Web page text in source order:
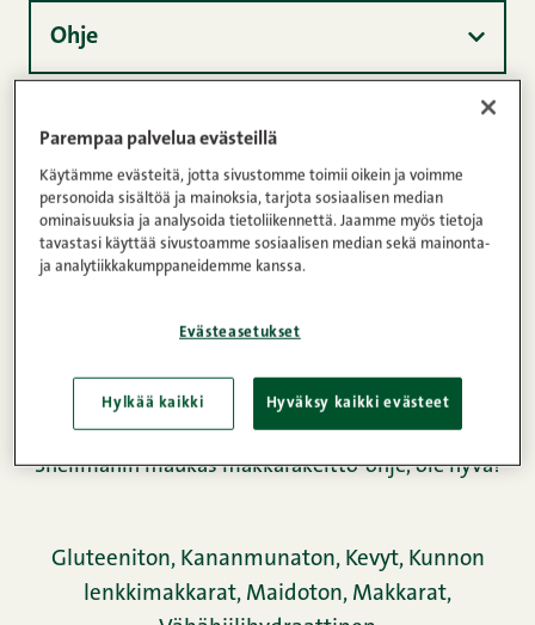
Parempaa palvelua evästeillä
Käytämme evästeitä, jotta sivustomme toimii oikein ja voimme
personoida sisältöä ja mainoksia, tarjota sosiaalisen median
ominaisuuksia ja analysoida tietoliikennettä. Jaamme myös tietoja
tavastasi käyttää sivustoamme sosiaalisen median sekä mainonta-
ja analytiikkakumppaneidemme kanssa.
Evästeasetukset
Hylkää kaikki Hyväksy kaikki evästeet